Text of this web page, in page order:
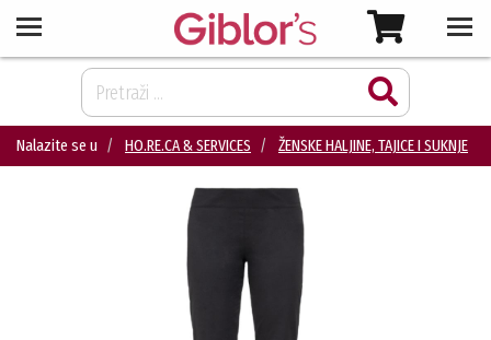
Nalazite se u HO.RE.CA & SERVICES ŽENSKE HALJINE, TAJICE I SUKNJE